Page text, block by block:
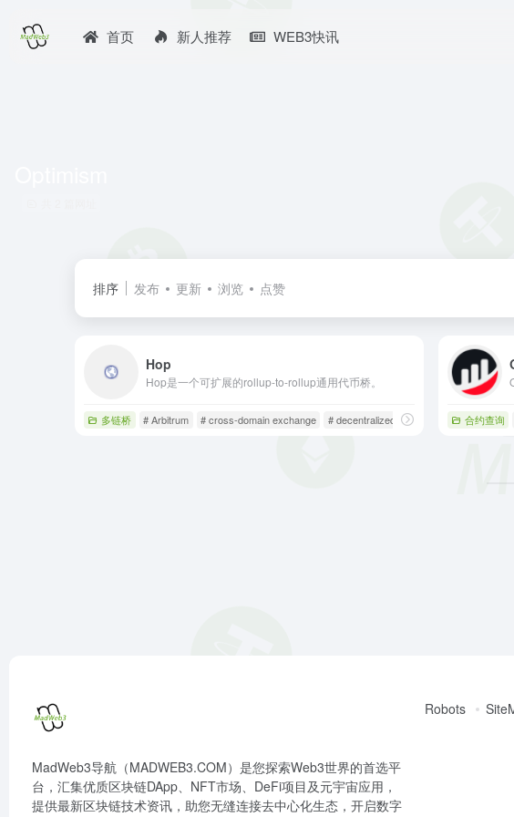
首页 新人推荐 WEB3快讯
排序 发布 更新 浏览 点赞
Hop
Hop是一个可扩展的rollup-to-rollup通用代币桥。
多链桥 # Arbitrum # cross-domain exchange # decentralized exchange 合约查询
MadWeb3导航（MADWEB3.COM）是您探索Web3世界的首选平
台，汇集优质区块链DApp、NFT市场、DeFi项目及元宇宙应用，
提供最新区块链技术资讯，助您无缝连接去中心化生态，开启数字
Robots